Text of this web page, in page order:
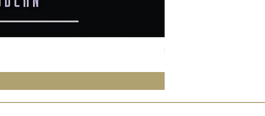
Susan Wong：靠近你（25週
Price
NT$950.00